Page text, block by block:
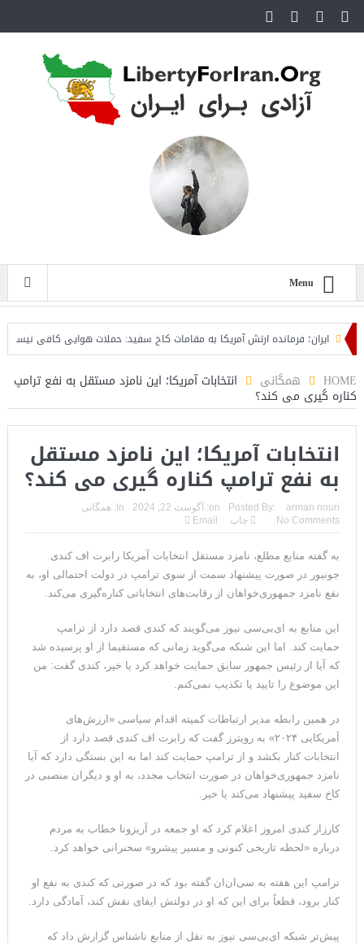
Menu
ایران؛ فرمانده ارتش آمریکا به مقامات کاخ سفید: حملات هوایی کافی نیست
HOME همگانی انتخابات آمریکا؛ این نامزد مستقل به نفع ترامپ
کناره‌ گیری می‌ کند؟
انتخابات آمریکا؛ این نامزد مستقل
به نفع ترامپ کناره‌ گیری می‌ کند؟
Posted By: arman nouri
on: آگوست 22, 2024 In: همگانی
No Comments
چاپ Email
به گفته منابع مطلع، نامزد مستقل انتخابات آمریکا رابرت اف کندی
جونیور در صورت پیشنهاد سمت از سوی ترامپ در دولت احتمالی او، به
نفع نامزد جمهوری‌خواهان از رقابت‌های انتخاباتی کناره‌گیری می‌کند.
این منابع به‌ ای‌بی‌سی نیوز می‌گویند که کندی قصد دارد از ترامپ
حمایت کند. اما این شبکه می‌گوید زمانی که مستقیما از او پرسیده شد
که آیا از رئیس جمهور سابق حمایت خواهد کرد یا خیر، کندی گفت: من
این موضوع را تایید یا تکذیب نمی‌کنم.
در همین رابطه مدیر ارتباطات کمیته اقدام سیاسی «ارزش‌های
آمریکایی ۲۰۲۴» به رویترز گفت که رابرت اف کندی قصد دارد از
انتخابات کنار بکشد و از ترامپ حمایت کند اما به این بستگی دارد که آیا
نامزد جمهوری‌خواهان در صورت انتخاب مجدد، به او و دیگران منصبی در
کاخ سفید پیشنهاد می‌کند یا خیر.
کارزار کندی امروز اعلام کرد که او جمعه در آریزونا خطاب به مردم
درباره «لحظه تاریخی کنونی و مسیر پیشرو» سخنرانی خواهد کرد.
ترامپ این هفته به سی‌ان‌ان گفته بود که در صورتی که کندی به نفع او
کنار برود، قطعاً برای این که او در دولتش ایفای نقش کند، آمادگی دارد.
پیش‌تر شبکه ای‌بی‌سی نیوز به نقل از منابع ناشناس گزارش داد که